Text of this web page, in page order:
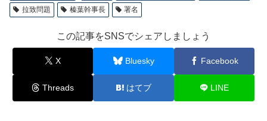
拉致問題
榛葉幹事長 署名
この記事をSNSでシェアしましょう
X Bluesky Facebook
Threads はてブ LINE